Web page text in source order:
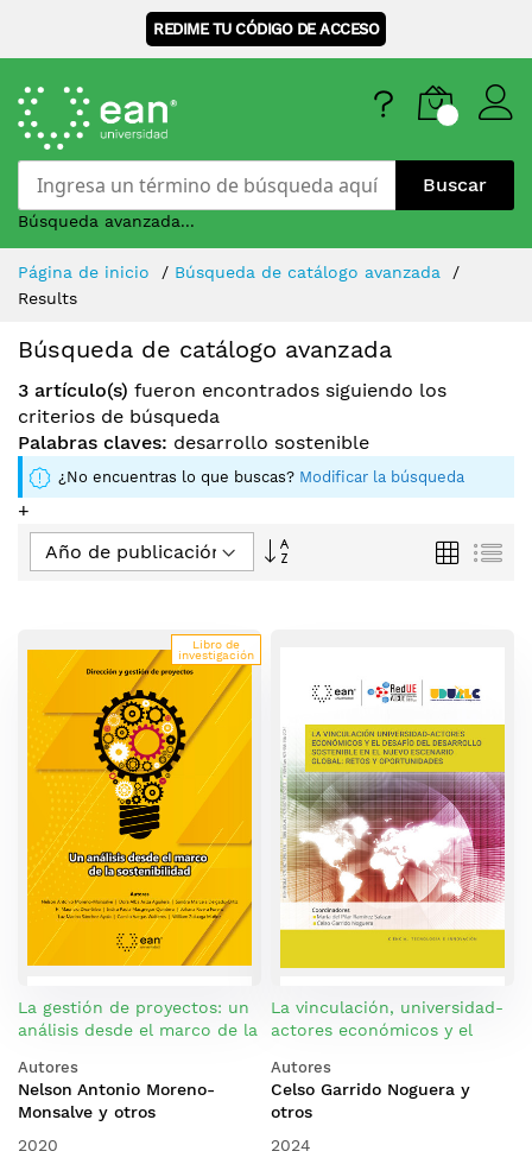
REDIME TU CÓDIGO DE ACCESO
Buscar
Búsqueda avanzada...
Skip
Content
Página de inicio
Búsqueda de catálogo avanzada
Results
Búsqueda de catálogo avanzada
3 artículo(s) fueron encontrados siguiendo los
criterios de búsqueda
Palabras claves: desarrollo sostenible
¿No encuentras lo que buscas? Modificar la búsqueda
+
Fijar
Parrilla
Libro de
investigación
La gestión de proyectos: un
análisis desde el marco de la
Autores
Nelson Antonio Moreno-
Monsalve y otros
2020
La vinculación, universidad-
actores económicos y el
sostenible en el nuevo
escenario global: retos y
oportunidades
Autores
Celso Garrido Noguera y
otros
2024